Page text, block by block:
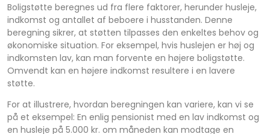
Boligstøtte beregnes ud fra flere faktorer, herunder husleje,
indkomst og antallet af beboere i husstanden. Denne
beregning sikrer, at støtten tilpasses den enkeltes behov og
økonomiske situation. For eksempel, hvis huslejen er høj og
indkomsten lav, kan man forvente en højere boligstøtte.
Omvendt kan en højere indkomst resultere i en lavere
støtte.
For at illustrere, hvordan beregningen kan variere, kan vi se
på et eksempel: En enlig pensionist med en lav indkomst og
en husleje på 5.000 kr. om måneden kan modtage en